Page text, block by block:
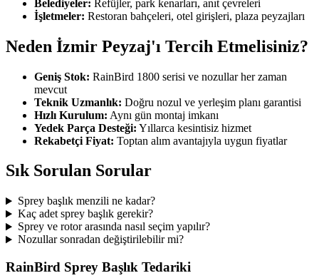
Belediyeler: Refüjler, park kenarları, anıt çevreleri
İşletmeler: Restoran bahçeleri, otel girişleri, plaza peyzajları
Neden İzmir Peyzaj'ı Tercih Etmelisiniz?
Geniş Stok: RainBird 1800 serisi ve nozullar her zaman
mevcut
Teknik Uzmanlık: Doğru nozul ve yerleşim planı garantisi
Hızlı Kurulum: Aynı gün montaj imkanı
Yedek Parça Desteği: Yıllarca kesintisiz hizmet
Rekabetçi Fiyat: Toptan alım avantajıyla uygun fiyatlar
Sık Sorulan Sorular
Sprey başlık menzili ne kadar?
Kaç adet sprey başlık gerekir?
Sprey ve rotor arasında nasıl seçim yapılır?
Nozullar sonradan değiştirilebilir mi?
RainBird Sprey Başlık Tedariki